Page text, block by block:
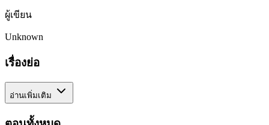
ผู้เขียน
Unknown
เรื่องย่อ
อ่านเพิ่มเติม